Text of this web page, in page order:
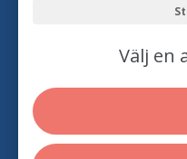
Välj en